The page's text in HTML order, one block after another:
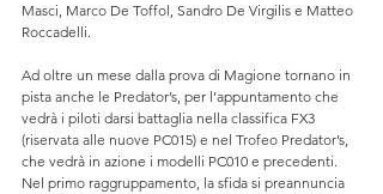
Masci, Marco De Toffol, Sandro De Virgilis e Matteo
Roccadelli.
Ad oltre un mese dalla prova di Magione tornano in
pista anche le Predator’s, per l’appuntamento che
vedrà i piloti darsi battaglia nella classifica FX3
(riservata alle nuove PC015) e nel Trofeo Predator’s,
che vedrà in azione i modelli PC010 e precedenti.
Nel primo raggruppamento, la sfida si preannuncia